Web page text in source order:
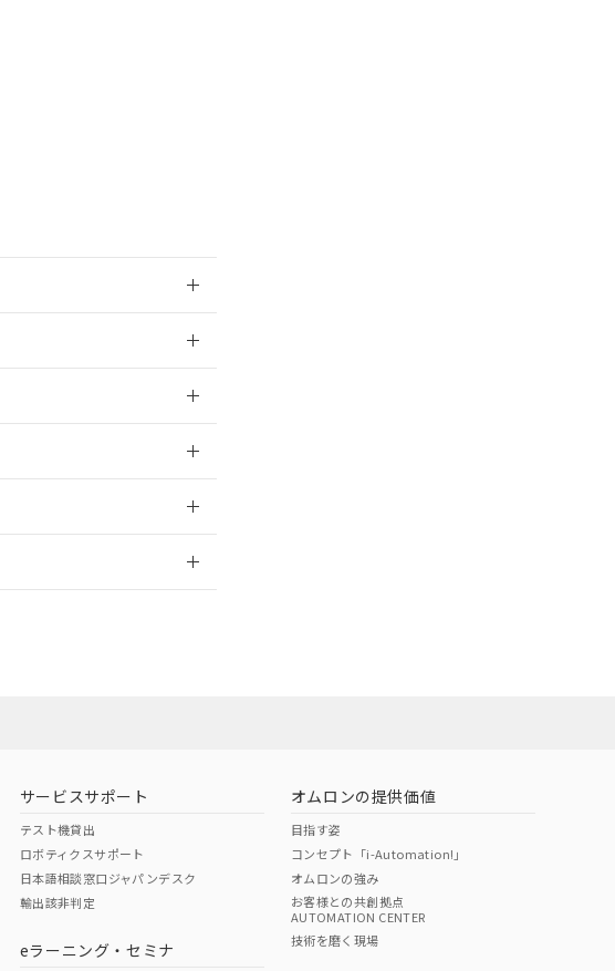
規格認証/適合状況ページへ
サービスサポート
テスト機貸出
ロボティクスサポート
日本語相談窓口ジャパンデスク
輸出該非判定
eラーニング・セミナ
オムロンの提供価値
目指す姿
コンセプト「i-Automation!」
オムロンの強み
お客様との共創拠点
AUTOMATION CENTER
技術を磨く現場